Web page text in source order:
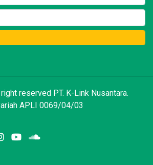
reserved PT. K-Link Nusantara.
APLI 0069/04/03